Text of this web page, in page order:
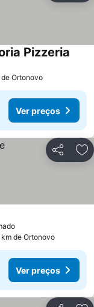
Pizzeria
Ortonovo
Ver preços
Partilhar
de Ortonovo
Ver preços